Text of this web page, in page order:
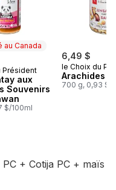
au Canada
Canada
Président
aux
Souvenirs
$/100ml
6,49 $
le Choix du
Arachides
700 g, 0,93 $/
+ Cotija PC + maïs